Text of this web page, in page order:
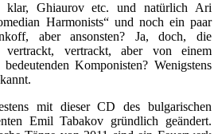
klar, Ghiaurov etc. und natürlich Ari
Harmonists“ und noch ein paar
aber ansonsten? Ja, doch, die
vertrackt, vertrackt, aber von einem
Komponisten? Wenigstens
mit dieser CD des bulgarischen
Emil Tabakov gründlich geändert.